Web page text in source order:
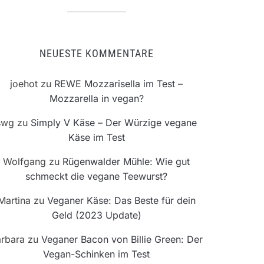
NEUESTE KOMMENTARE
joehot zu REWE Mozzarisella im Test –
Mozzarella in vegan?
zu Simply V Käse – Der Würzige vegane
Käse im Test
Wolfgang zu Rügenwalder Mühle: Wie gut
schmeckt die vegane Teewurst?
zu Veganer Käse: Das Beste für dein
Geld (2023 Update)
zu Veganer Bacon von Billie Green: Der
Vegan-Schinken im Test